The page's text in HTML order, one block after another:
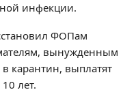
инфекции.
ФОПам
вынужденным
карантин, выплатят
лет.